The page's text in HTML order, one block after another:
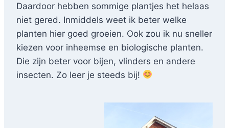
Daardoor hebben sommige plantjes het helaas
niet gered. Inmiddels weet ik beter welke
planten hier goed groeien. Ook zou ik nu sneller
kiezen voor inheemse en biologische planten.
Die zijn beter voor bijen, vlinders en andere
insecten. Zo leer je steeds bij!